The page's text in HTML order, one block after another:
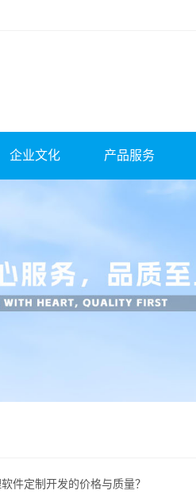
企业文化 产品服务
件定制开发的价格与质量？